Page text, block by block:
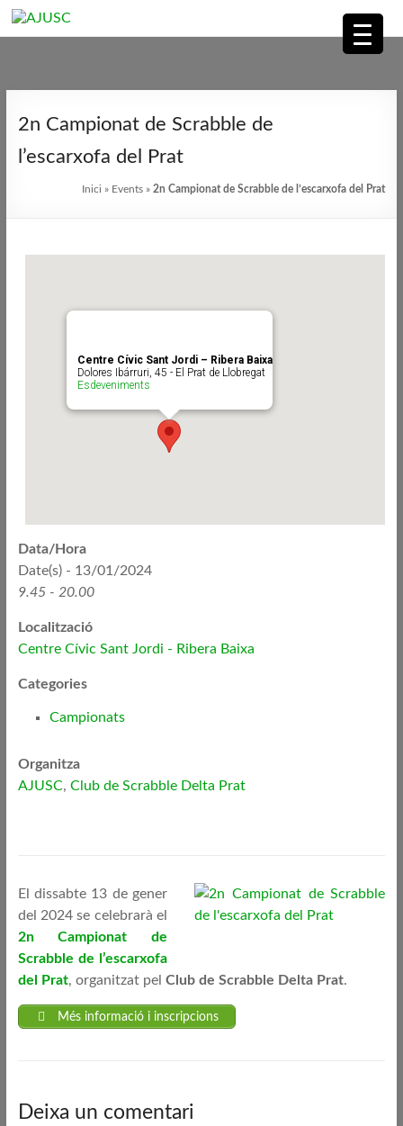
content
Jugadors
de
2n Campionat de Scrabble de
l’escarxofa del Prat
Inici » Events »2n Campionat de Scrabble de l’escarxofa del Prat
Centre Cívic Sant Jordi – Ribera Baixa
Dolores Ibárruri, 45 - El Prat de Llobregat
Esdeveniments
Data/Hora
Date(s) - 13/01/2024
9.45 - 20.00
Localització
Centre Cívic Sant Jordi - Ribera Baixa
Categories
Campionats
Organitza
AJUSC, Club de Scrabble Delta Prat
El dissabte 13 de gener
del 2024 se celebrarà el
2n Campionat de
Scrabble de l’escarxofa
del Prat, organitzat pel Club de Scrabble Delta Prat.
Més informació i inscripcions
Deixa un comentari